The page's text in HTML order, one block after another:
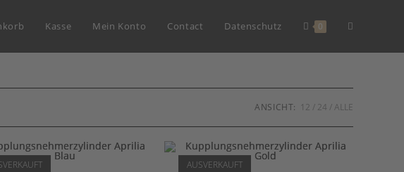
Kasse Mein Konto Contact Datenschutz 0
ANSICHT: 12 24 ALLE
AUSVERKAUFT